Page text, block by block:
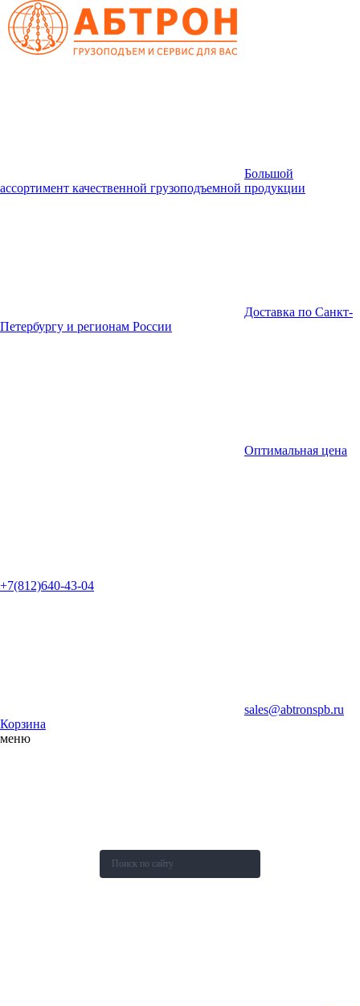
Большой
ассортимент качественной грузоподъемной продукции
Доставка по Санкт-
Петербургу и регионам России
Оптимальная цена
+7(812)640-43-04
sales@abtronspb.ru
Корзина
меню